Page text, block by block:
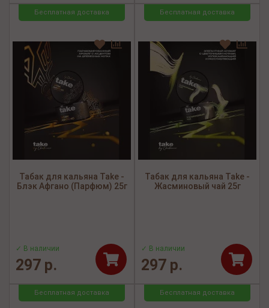
Бесплатная доставка
Табак для кальяна Take -
Блэк Афгано (Парфюм) 25г
✓ В наличии
297 р.
Бесплатная доставка
Табак для кальяна Take -
Жасминовый чай 25г
✓ В наличии
297 р.
Бесплатная доставка Бесплатная доставка